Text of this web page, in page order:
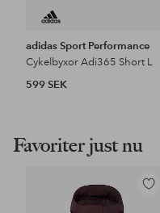
adidas Sport Performance
Cykelbyxor Adi365 Short L
599 SEK
Favoriter just nu
Lägg